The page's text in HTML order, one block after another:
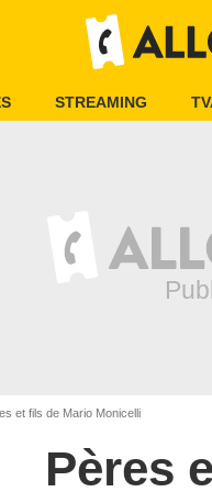
STREAMING
et fils de Mario Monicelli
Pères